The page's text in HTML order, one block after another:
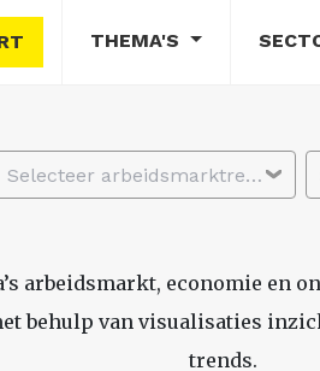
THEMA'S
Selecteer arbeidsmarktregio
arbeidsmarkt, economie en
behulp van visualisaties
trends.